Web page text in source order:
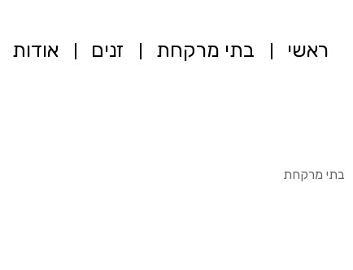
ראשי בתי מרקחת זנים אודות
בתי מרקחת